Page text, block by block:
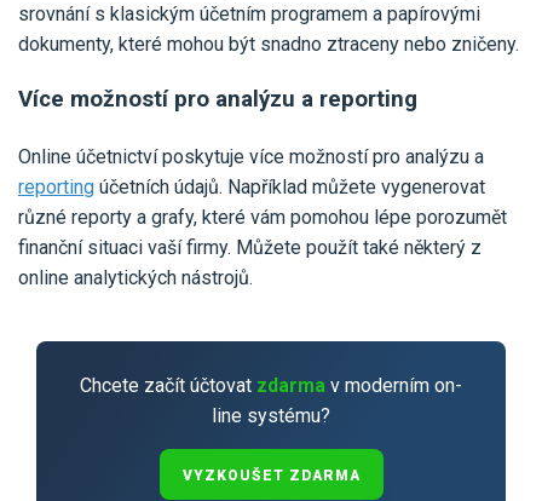
srovnání s klasickým účetním programem a papírovými
dokumenty, které mohou být snadno ztraceny nebo zničeny.
Více možností pro analýzu a reporting
Online účetnictví poskytuje více možností pro analýzu a
reporting účetních údajů. Například můžete vygenerovat
různé reporty a grafy, které vám pomohou lépe porozumět
finanční situaci vaší firmy. Můžete použít také některý z
online analytických nástrojů.
Chcete začít účtovat zdarma v moderním on-
line systému?
VYZKOUŠET ZDARMA